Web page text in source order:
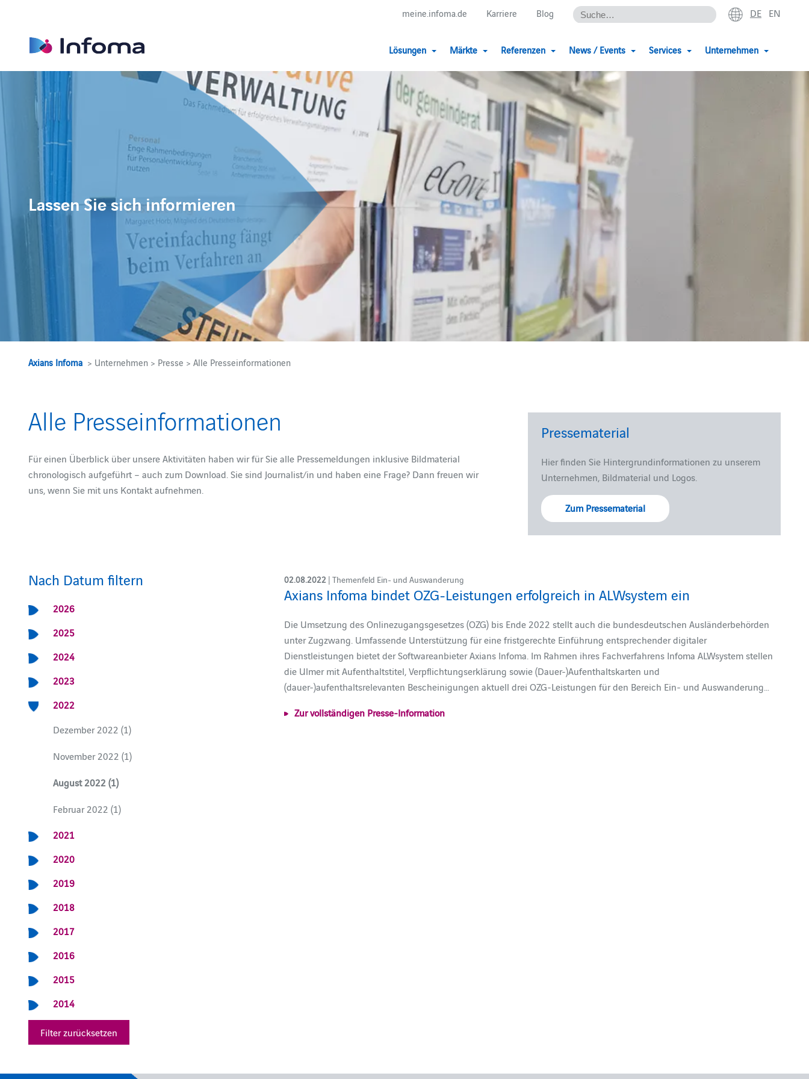
meine.infoma.de Karriere Blog DE EN
Lösungen Märkte Referenzen News / Events Services Unternehmen
Lassen Sie sich informieren
Axians Infoma > Unternehmen > Presse > Alle Presseinformationen
Alle Presseinformationen
Für einen Überblick über unsere Aktivitäten haben wir für Sie alle Pressemeldungen inklusive Bildmaterial
chronologisch aufgeführt – auch zum Download. Sie sind Journalist/in und haben eine Frage? Dann freuen wir
uns, wenn Sie mit uns Kontakt aufnehmen.
Pressematerial
Hier finden Sie Hintergrundinformationen zu unserem
Unternehmen, Bildmaterial und Logos.
Zum Pressematerial
Nach Datum filtern
2026
2025
2024
2023
2022
Dezember 2022 (1)
November 2022 (1)
August 2022 (1)
Februar 2022 (1)
2021
2020
2019
2018
2017
2016
2015
2014
Filter zurücksetzen
02.08.2022 | Themenfeld Ein- und Auswanderung
Axians Infoma bindet OZG-Leistungen erfolgreich in ALWsystem ein
Die Umsetzung des Onlinezugangsgesetzes (OZG) bis Ende 2022 stellt auch die bundesdeutschen Ausländerbehörden
unter Zugzwang. Umfassende Unterstützung für eine fristgerechte Einführung entsprechender digitaler
Dienstleistungen bietet der Softwareanbieter Axians Infoma. Im Rahmen ihres Fachverfahrens Infoma ALWsystem stellen
die Ulmer mit Aufenthaltstitel, Verpflichtungserklärung sowie (Dauer-)Aufenthaltskarten und
(dauer-)aufenthaltsrelevanten Bescheinigungen aktuell drei OZG-Leistungen für den Bereich Ein- und Auswanderung…
Zur vollständigen Presse-Information